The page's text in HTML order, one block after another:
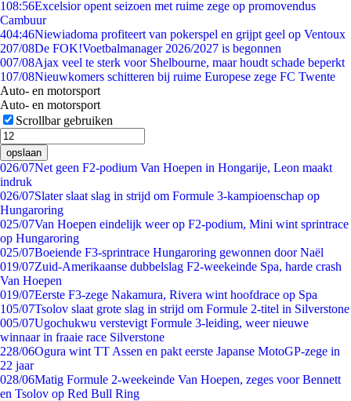
108:56Excelsior opent seizoen met ruime zege op promovendus
Cambuur
404:46Niewiadoma profiteert van pokerspel en grijpt geel op Ventoux
207/08De FOK!Voetbalmanager 2026/2027 is begonnen
007/08Ajax veel te sterk voor Shelbourne, maar houdt schade beperkt
107/08Nieuwkomers schitteren bij ruime Europese zege FC Twente
Auto- en motorsport
Auto- en motorsport
Scrollbar gebruiken
opslaan
026/07Net geen F2-podium Van Hoepen in Hongarije, Leon maakt
indruk
026/07Slater slaat slag in strijd om Formule 3-kampioenschap op
Hungaroring
025/07Van Hoepen eindelijk weer op F2-podium, Mini wint sprintrace
op Hungaroring
025/07Boeiende F3-sprintrace Hungaroring gewonnen door Naël
019/07Zuid-Amerikaanse dubbelslag F2-weekeinde Spa, harde crash
Van Hoepen
019/07Eerste F3-zege Nakamura, Rivera wint hoofdrace op Spa
105/07Tsolov slaat grote slag in strijd om Formule 2-titel in Silverstone
005/07Ugochukwu verstevigt Formule 3-leiding, weer nieuwe
winnaar in fraaie race Silverstone
228/06Ogura wint TT Assen en pakt eerste Japanse MotoGP-zege in
22 jaar
028/06Matig Formule 2-weekeinde Van Hoepen, zeges voor Bennett
en Tsolov op Red Bull Ring